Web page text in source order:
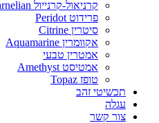
קרניאול-קרנייול Carnelian
פרידוט Peridot
סיטרין Citrine
אקוומרין Aquamarine
אמטרין טבעי
אמטיסט Amethyst
טופז Topaz
תכשיטי זהב
עגלה
צור קשר